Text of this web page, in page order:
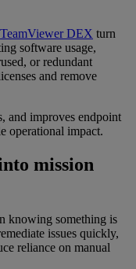
TeamViewer DEX turn
software usage,
or redundant
and remove
and improves endpoint
operational impact.
mission
knowing something is
issues quickly,
reliance on manual